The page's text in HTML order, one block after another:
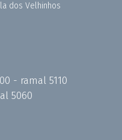
dos Velhinhos
- ramal 5110
5060